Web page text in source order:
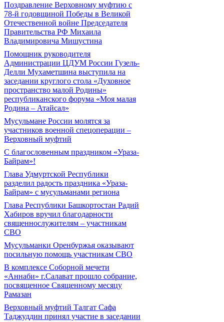
Поздравление Верховному муфтию с
78-й годовщиной Победы в Великой
Отечественной войне Председателя
Правительства РФ Михаила
Владимировича Мишустина
Помощник руководителя
Администрации ЦДУМ России Гузель-
Делли Мухаметшина выступила на
заседании круглого стола «Духовное
пространство малой Родины»
республиканского форума «Моя малая
Родина – Атайсал»
Мусульмане России молятся за
участников военной спецоперации –
Верховный муфтий
С благословенным праздником «Ураза-
Байрам»!
Глава Удмуртской Республики
разделил радость праздника «Ураза-
Байрам» с мусульманами региона
Глава Республики Башкортостан Радий
Хабиров вручил благодарности
священнослужителям – участникам
СВО
Мусульманки Оренбуржья оказывают
посильную помощь участникам СВО
В комплексе Соборной мечети
«Аннаби» г.Салават прошло собрание,
посвященное Священному месяцу
Рамазан
Верховный муфтий Талгат Сафа
Таджуддин принял участие в заседании